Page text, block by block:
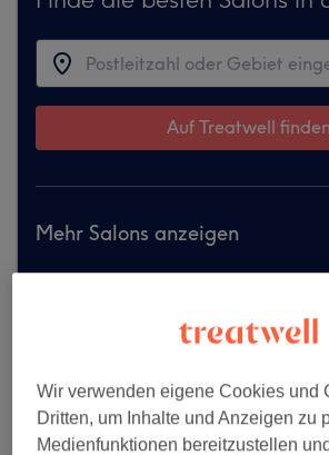
Auf Treatwell finden
Mehr Salons anzeigen
Wir verwenden eigene Cookies und
Dritten, um Inhalte und Anzeigen zu
Medienfunktionen bereitzustellen